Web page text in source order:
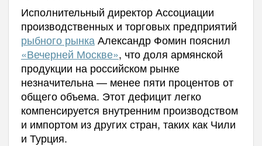
Исполнительный директор Ассоциации
производственных и торговых предприятий
рыбного рынка Александр Фомин пояснил
«Вечерней Москве», что доля армянской
продукции на российском рынке
незначительна — менее пяти процентов от
общего объема. Этот дефицит легко
компенсируется внутренним производством
и импортом из других стран, таких как Чили
и Турция.